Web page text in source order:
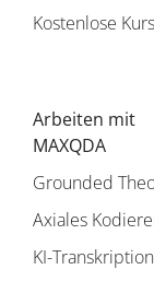
Kostenlose
Arbeiten mit
MAXQDA
Grounded
Axiales
KI-Transkription